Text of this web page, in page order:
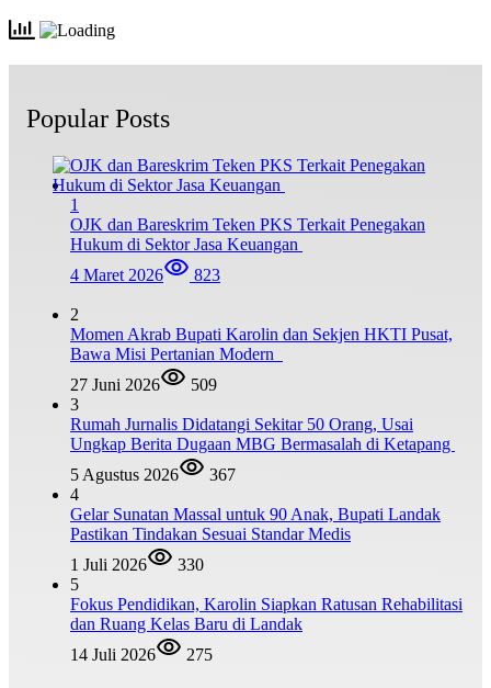
Popular Posts
1
OJK dan Bareskrim Teken PKS Terkait Penegakan
Hukum di Sektor Jasa Keuangan
4 Maret 2026
823
2
Momen Akrab Bupati Karolin dan Sekjen HKTI Pusat,
Bawa Misi Pertanian Modern
27 Juni 2026
509
3
Rumah Jurnalis Didatangi Sekitar 50 Orang, Usai
Ungkap Berita Dugaan MBG Bermasalah di Ketapang
5 Agustus 2026
367
4
Gelar Sunatan Massal untuk 90 Anak, Bupati Landak
Pastikan Tindakan Sesuai Standar Medis
1 Juli 2026
330
5
Fokus Pendidikan, Karolin Siapkan Ratusan Rehabilitasi
dan Ruang Kelas Baru di Landak
14 Juli 2026
275